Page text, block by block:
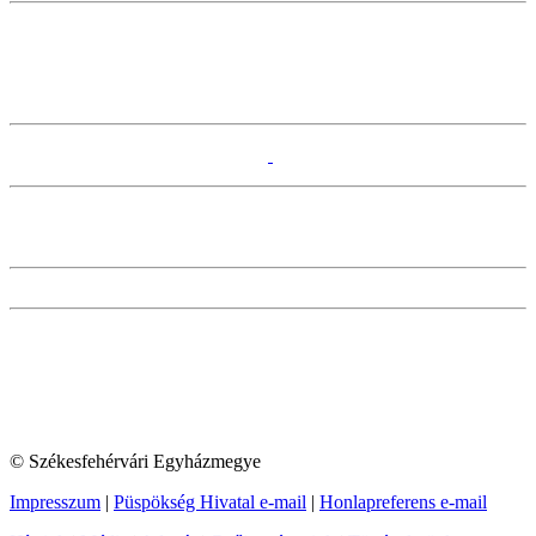
© Székesfehérvári Egyházmegye
Impresszum | Püspökség Hivatal e-mail | Honlapreferens e-mail